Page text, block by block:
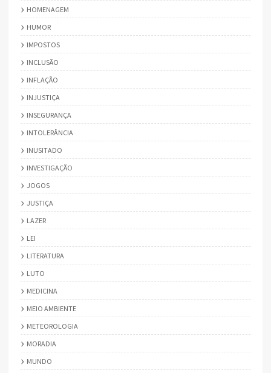
HOMENAGEM
HUMOR
IMPOSTOS
INCLUSÃO
INFLAÇÃO
INJUSTIÇA
INSEGURANÇA
INTOLERÂNCIA
INUSITADO
INVESTIGAÇÃO
JOGOS
JUSTIÇA
LAZER
LEI
LITERATURA
LUTO
MEDICINA
MEIO AMBIENTE
METEOROLOGIA
MORADIA
MUNDO